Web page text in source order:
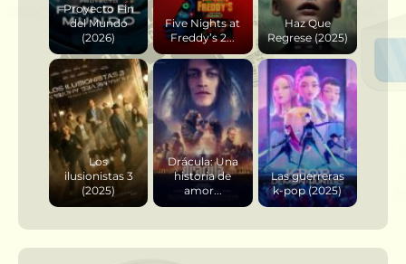
Proyecto Fin
del Mundo
(2026)
Five Nights at
Freddy’s 2...
Haz Que
Regrese (2025)
Los
ilusionistas 3
(2025)
Drácula: Una
historia de
amor...
Las guerreras
k-pop (2025)